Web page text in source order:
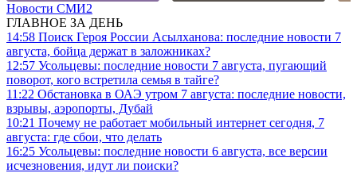
Новости СМИ2
ГЛАВНОЕ ЗА ДЕНЬ
14:58 Поиск Героя России Асылханова: последние новости 7
августа, бойца держат в заложниках?
12:57 Усольцевы: последние новости 7 августа, пугающий
поворот, кого встретила семья в тайге?
11:22 Обстановка в ОАЭ утром 7 августа: последние новости,
взрывы, аэропорты, Дубай
10:21 Почему не работает мобильный интернет сегодня, 7
августа: где сбои, что делать
16:25 Усольцевы: последние новости 6 августа, все версии
исчезновения, идут ли поиски?